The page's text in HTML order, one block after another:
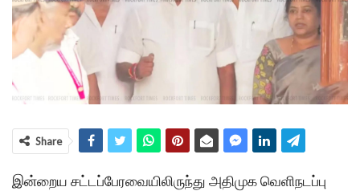
Share
இன்றைய சட்டப்பேரவையிலிருந்து அதிமுக வெளிநடப்பு